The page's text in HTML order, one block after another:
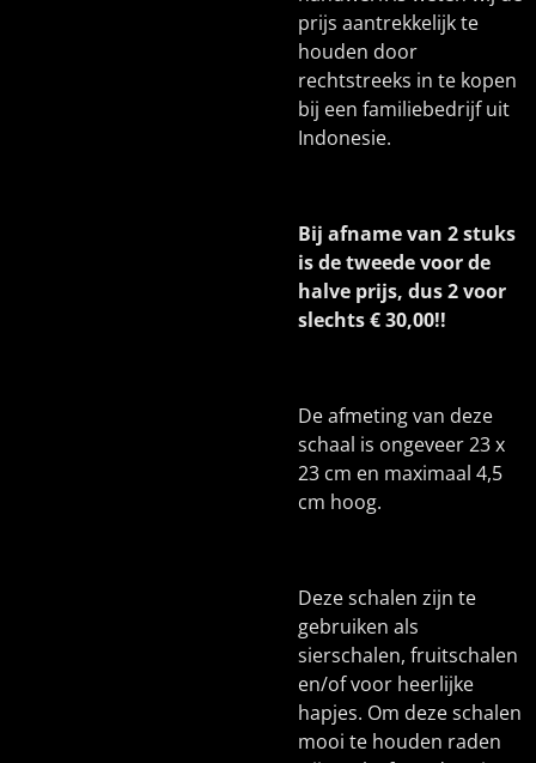
prijs aantrekkelijk te
houden door
rechtstreeks in te kopen
bij een familiebedrijf uit
Indonesie.
Bij afname van 2 stuks
is de tweede voor de
halve prijs, dus 2 voor
slechts € 30,00!!
De afmeting van deze
schaal is ongeveer 23 x
23 cm en maximaal 4,5
cm hoog.
Deze schalen zijn te
gebruiken als
sierschalen, fruitschalen
en/of voor heerlijke
hapjes. Om deze schalen
mooi te houden raden